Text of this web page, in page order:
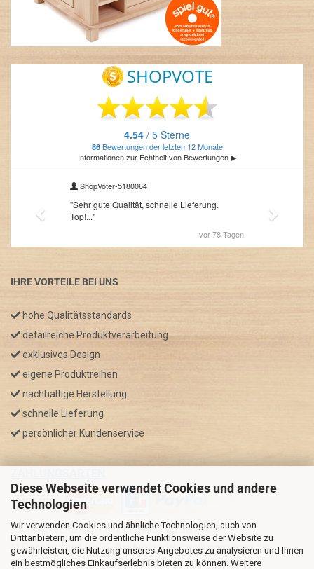
Diese Webseite verwendet Cookies und andere
Technologien
Wir verwenden Cookies und ähnliche Technologien, auch von
Drittanbietern, um die ordentliche Funktionsweise der Website zu
gewährleisten, die Nutzung unseres Angebotes zu analysieren und Ihnen
ein bestmögliches Einkaufserlebnis bieten zu können. Weitere
IHRE VORTEILE BEI UNS
hohe Qualitätsstandards
detailreiche Produktverarbeitung
exklusives Design
eigene Produktreihen
nachhaltige Herstellung
schnelle Lieferung
persönlicher Kundenservice
* GRATIS VERSAND nur innerhalb Deutschland
** Regellaufzeit für DE, Bei Auslandsbestellungen kann die
Versandzeit variieren.